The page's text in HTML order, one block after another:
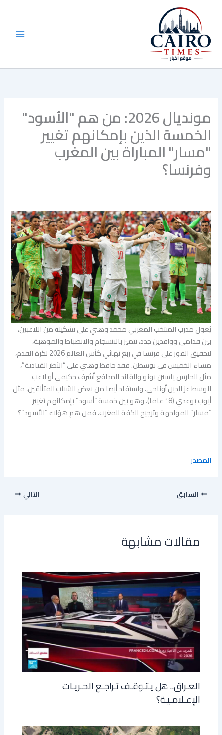
المحتوى
مونديال 2026: من هم "الأسود"
الخمسة الذين بإمكانهم تغيير
"مسار" المباراة بين المغرب
وفرنسا؟
يُعول مدرب المنتخب المغربي محمد وهبي على تشكيلة من اللاعبين،
بين قدامى ووافدين جدد، تتميز بالانسجام والانضباط والموهبة،
لتحقيق الفوز على فرنسا في ربع نهائي كأس العالم 2026 لكرة القدم،
مساء الخميس في بوسطن. فقد حافظ وهبي على “الأطر القيادية”،
مثل الحارس ياسين بونو والقائد المدافع أشرف حكيمي أو لاعب
الوسط عز الدين أوناحي، واستفاد أيضا من بعض الشباب المتألقين، مثل
أيوب بوعدي (18 عاما)، وهو بين خمسة “أسود” بإمكانهم تغيير
“مسار” المواجهة وترجيح الكفة للمغرب. فمن هم هؤلاء “الأسود”؟
المصدر
السابق التالي
مقالات مشابهة
العـراق.. هل يـتـوقـف تـراجـع الحـريـات
الإعـلامـيـة؟